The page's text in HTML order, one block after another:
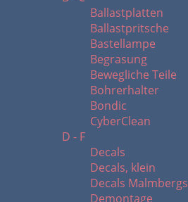
Ballastplatten
Ballastpritsche
Bastellampe
Begrasung
Bewegliche Teile
Bohrerhalter
Bondic
CyberClean
D - F
Decals
Decals, klein
Decals Malmbergs
Demontage